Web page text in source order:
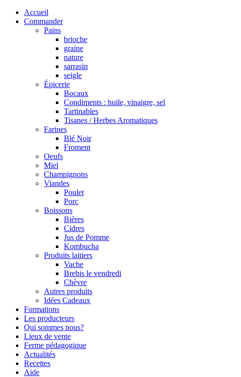
Accueil
Commander
Pains
brioche
graine
nature
sarrasin
seigle
Épicerie
Bocaux
Condiments : huile, vinaigre, sel
Tartinables
Tisanes / Herbes Aromatiques
Farines
Blé Noir
Froment
Oeufs
Miel
Champignons
Viandes
Poulet
Porc
Boissons
Bières
Cidres
Jus de Pomme
Kombucha
Produits laitiers
Vache
Brebis le vendredi
Chèvre
Autres produits
Idées Cadeaux
Formations
Les producteurs
Qui sommes nous?
Lieux de vente
Ferme pédagogique
Actualités
Recettes
Aide